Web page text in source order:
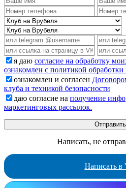
я даю согласие на обработку
ознакомлен с политикой
ознакомлен и согласен
клуба и техникой безопасности
даю согласие на получение
маркетинговых рассылок.
Написать, не
Написать в